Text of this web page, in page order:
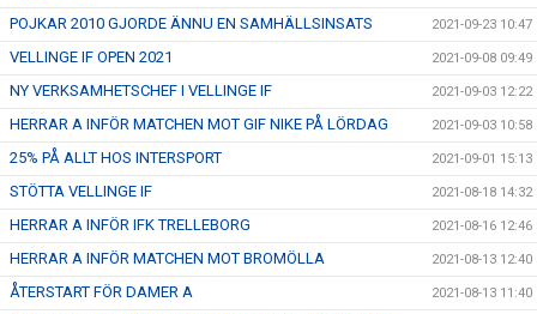
POJKAR 2010 GJORDE ÄNNU EN SAMHÄLLSINSATS 2021-09-23 10:47
VELLINGE IF OPEN 2021 2021-09-08 09:49
NY VERKSAMHETSCHEF I VELLINGE IF 2021-09-03 12:22
HERRAR A INFÖR MATCHEN MOT GIF NIKE PÅ LÖRDAG 2021-09-03 10:58
25% PÅ ALLT HOS INTERSPORT 2021-09-01 15:13
STÖTTA VELLINGE IF 2021-08-18 14:32
HERRAR A INFÖR IFK TRELLEBORG 2021-08-16 12:46
HERRAR A INFÖR MATCHEN MOT BROMÖLLA 2021-08-13 12:40
ÅTERSTART FÖR DAMER A 2021-08-13 11:40